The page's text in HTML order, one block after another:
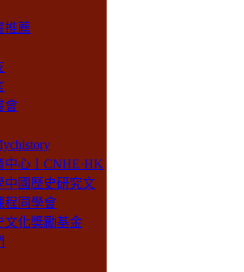
推薦
會
中心丨CNHE·HK
中國歷史研究文
程同學會
文化獎勵基金